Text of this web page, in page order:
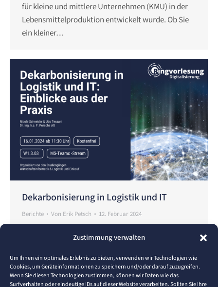
Zustimmung verwalten
Um Ihnen ein optimales Erlebnis zu bieten, verwenden wir Technologien wie
Cookies, um Geräteinformationen zu speichern und/oder darauf zuzugreifen.
Wenn Sie diesen Technologien zustimmen, können wir Daten wie das
Surfverhalten oder eindeutige IDs auf dieser Website verarbeiten. Sollten Sie Ihre
für kleine und mittlere Unternehmen (KMU) in der
Lebensmittelproduktion entwickelt wurde. Ob Sie
ein kleiner…
Dekarbonisierung in Logistik und IT
Berichte Von Erik Petsch 12. Februar 2024
Ringvorlesung Digitalisierung an der Hochschule
Pforzheim fand am 16. Januar 2024 ein fesselnder
Vortrag zum Thema „Dekarbonisierung in Logistik
und IT“ statt. Die beiden Referenten, Nicole